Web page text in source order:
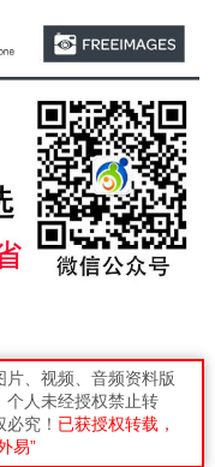
片、视频、音频资料版
个人未经授权禁止转
究！ 已获授权转载，
易”